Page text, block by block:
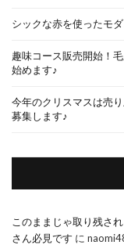
シックな赤を使ったモ
趣味コース販売開始！
始めます♪
今年のクリスマスは売
募集します♪
このままじゃ取り残さ
さん必見です に